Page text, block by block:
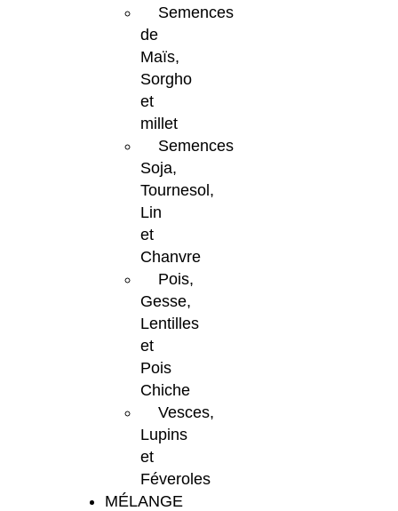
Semences
de
Maïs,
Sorgho
et
millet
Semences
Soja,
Tournesol,
Lin
et
Chanvre
Pois,
Gesse,
Lentilles
et
Pois
Chiche
Vesces,
Lupins
et
Féveroles
MÉLANGE